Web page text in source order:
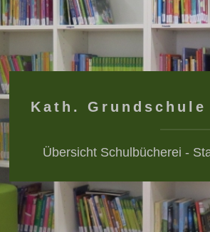
Kath.
Übersicht Schulbücherei -